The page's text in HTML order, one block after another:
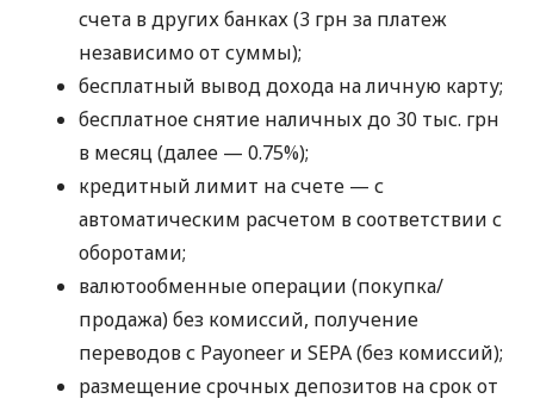
счета в других банках (3 грн за платеж
независимо от суммы);
бесплатный вывод дохода на личную карту;
бесплатное снятие наличных до 30 тыс. грн
в месяц (далее — 0.75%);
кредитный лимит на счете — с
автоматическим расчетом в соответствии с
оборотами;
валютообменные операции (покупка/
продажа) без комиссий, получение
переводов с Payoneer и SEPA (без комиссий);
размещение срочных депозитов на срок от